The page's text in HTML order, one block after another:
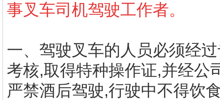
事叉车司机驾驶工作者。
一、驾驶叉车的人员必须经
考核,取得特种操作证,并经公
严禁酒后驾驶,行驶中不得饮